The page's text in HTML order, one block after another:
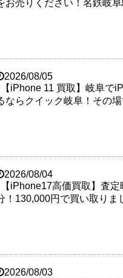
お売りください！名鉄岐
2026/08/05
【iPhone 11 買取】岐阜で
ならクイック岐阜！その
2026/08/04
【iPhone17高価買取】査
！130,000円で買い取りま
2026/08/03